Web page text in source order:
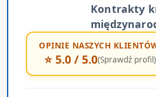
Kontrakty
OPINIE NASZYCH
⭐ 5.0 / 5.0(Sprawdź profil)